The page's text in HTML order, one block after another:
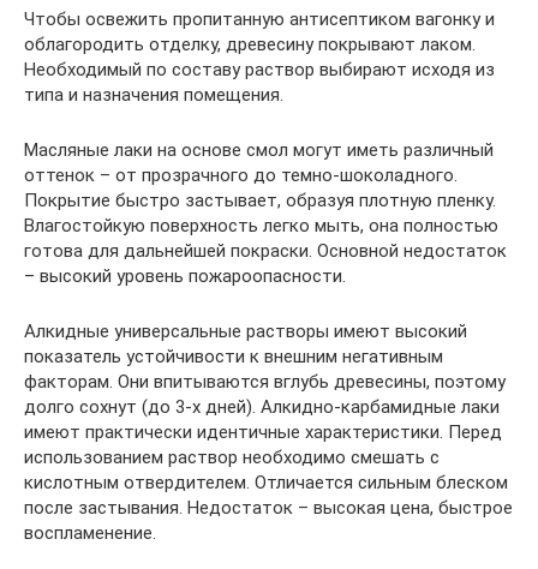
Чтобы освежить пропитанную антисептиком вагонку и
облагородить отделку, древесину покрывают лаком.
Необходимый по составу раствор выбирают исходя из
типа и назначения помещения.
Масляные лаки на основе смол могут иметь различный
оттенок – от прозрачного до темно-шоколадного.
Покрытие быстро застывает, образуя плотную пленку.
Влагостойкую поверхность легко мыть, она полностью
готова для дальнейшей покраски. Основной недостаток
– высокий уровень пожароопасности.
Алкидные универсальные растворы имеют высокий
показатель устойчивости к внешним негативным
факторам. Они впитываются вглубь древесины, поэтому
долго сохнут (до 3-х дней). Алкидно-карбамидные лаки
имеют практически идентичные характеристики. Перед
использованием раствор необходимо смешать с
кислотным отвердителем. Отличается сильным блеском
после застывания. Недостаток – высокая цена, быстрое
воспламенение.